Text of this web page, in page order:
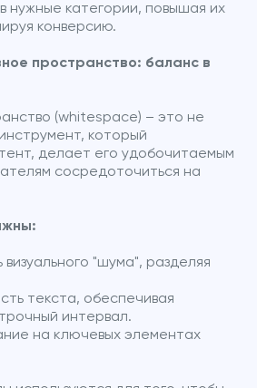
нужные категории, повышая их
конверсию.
пространство: баланс в
(whitespace) – это не
который
делает его удобочитаемым
сосредоточиться на
визуального "шума", разделяя
текста, обеспечивая
интервал.
на ключевых элементах